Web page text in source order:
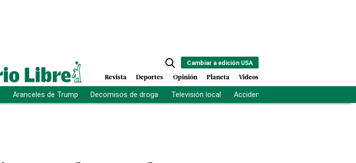
Cambiar a edición USA
Revista Deportes Opinión Planeta Videos
Aranceles de Trump Decomisos de droga Televisión local Accidente Los Ríos